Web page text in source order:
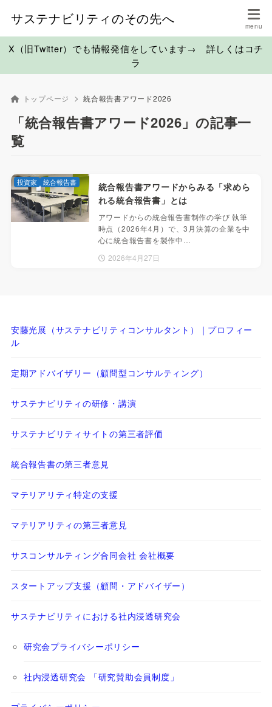
サステナビリティのその先へ
X（旧Twitter）でも情報発信をしています→ 詳しくはコチ
ラ
トップページ 統合報告書アワード2026
「統合報告書アワード2026」の記事一
覧
統合報告書アワードからみる「求めら
れる統合報告書」とは
アワードからの統合報告書制作の学び 執筆
時点（2026年4月）で、3月決算の企業を中
心に統合報告書を製作中…
2026年4月27日
投資家 統合報告書
安藤光展（サステナビリティコンサルタント）｜プロフィー
ル
定期アドバイザリー（顧問型コンサルティング）
サステナビリティの研修・講演
サステナビリティサイトの第三者評価
統合報告書の第三者意見
マテリアリティ特定の支援
マテリアリティの第三者意見
サスコンサルティング合同会社 会社概要
スタートアップ支援（顧問・アドバイザー）
サステナビリティにおける社内浸透研究会
研究会プライバシーポリシー
社内浸透研究会 「研究賛助会員制度」